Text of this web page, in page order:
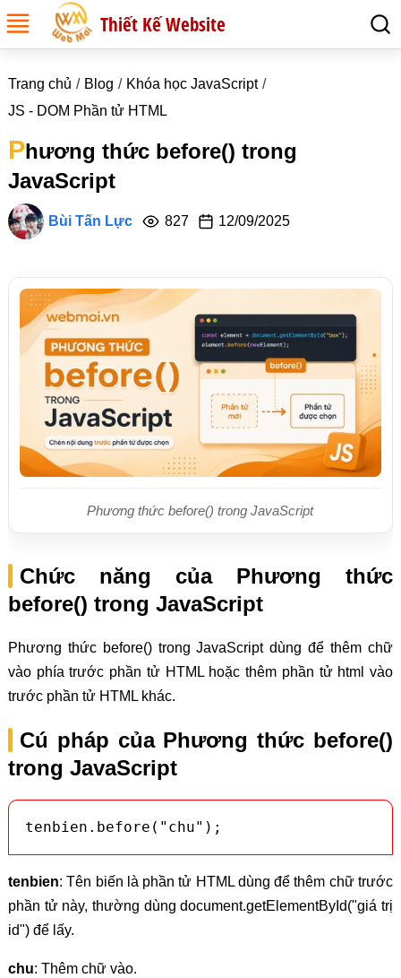
Thiết Kế Website
Trang chủ Blog
Khóa học JavaScript
JS - DOM Phần tử HTML
Phương thức before() trong
JavaScript
Bùi Tấn Lực 827 12/09/2025
Phương thức before() trong JavaScript
Chức năng của Phương thức
before() trong JavaScript
Phương thức before() trong JavaScript dùng để thêm chữ
vào phía trước phần tử HTML hoặc thêm phần tử html vào
trước phần tử HTML khác.
Cú pháp của Phương thức before()
trong JavaScript
tenbien.before("chu");
tenbien: Tên biến là phần tử HTML dùng để thêm chữ trước
phần tử này, thường dùng document.getElementById("giá trị
id") để lấy.
chu: Thêm chữ vào.